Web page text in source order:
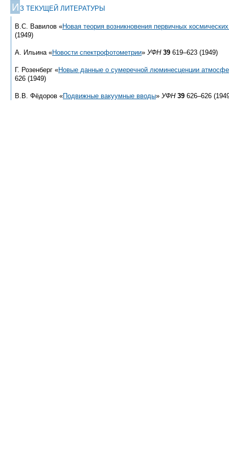
И З ТЕКУЩЕЙ ЛИТЕРАТУРЫ
В.С. Вавилов «Новая теория возникновения первичных
(1949)
А. Ильина «Новости спектрофотометрии» УФН 39 619–623 (1949)
Г. Розенберг «Новые данные о сумеречной люминесценции
626 (1949)
В.В. Фёдоров «Подвижные вакуумные вводы» УФН 39 626–626